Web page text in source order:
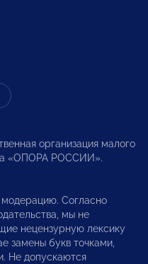
организация малого
«ОПОРА РОССИИ».
Согласно
мы не
нецензурную лексику
замены букв точками,
Не допускаются